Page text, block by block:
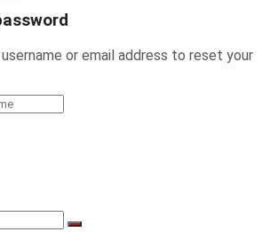
or email address to reset your